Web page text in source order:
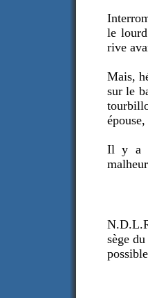
le
rive
Mais,
sur le
Il y a
sège